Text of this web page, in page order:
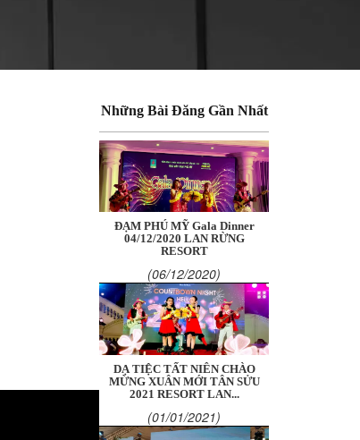
Những Bài Đăng Gần Nhất
ĐẠM PHÚ MỸ Gala Dinner
04/12/2020 LAN RỪNG
RESORT
(06/12/2020)
DẠ TIỆC TẤT NIÊN CHÀO
MỪNG XUÂN MỚI TÂN SỬU
2021 RESORT LAN...
(01/01/2021)